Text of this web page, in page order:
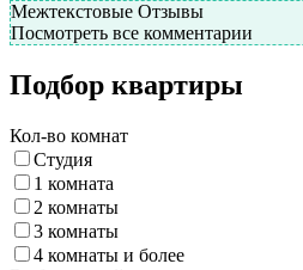
Межтекстовые Отзывы
Посмотреть все комментарии
Подбор квартиры
Кол-во комнат
Студия
1 комната
2 комнаты
3 комнаты
4 комнаты и более